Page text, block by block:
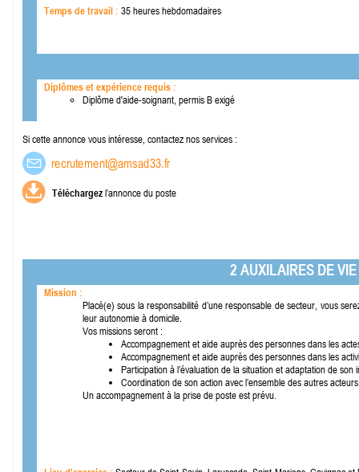
Temps de travail : 35 heures hebdomadaires
Diplômes et expérience requis :
Diplôme d'aide-soignant, permis B exigé
Si cette annonce vous intéresse, contactez nos services :
Téléchargezl’annonce du poste
2 AUXILAIRES DE
Mission :
Placé(e) sous la responsabilité d’une responsable de secteur, vous
leur autonomie à domicile.
Vos missions seront :
Accompagnement et aide auprès des personnes dans les
Accompagnement et aide auprès des personnes dans les
Participation à l’évaluation de la situation et adaptation de
Coordination de son action avec l’ensemble des autres
Un accompagnement à la prise de poste est prévu.